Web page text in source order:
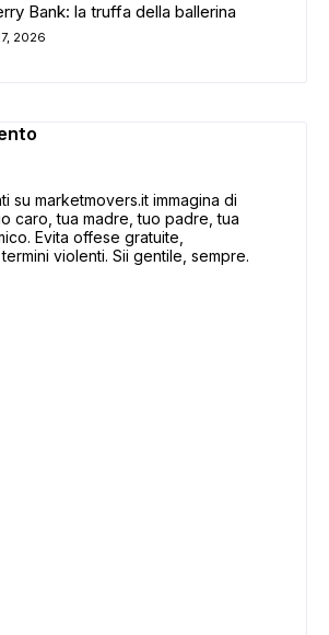
Bank: la truffa della ballerina
2026
su marketmovers.it immagina di
caro, tua madre, tuo padre, tua
Evita offese gratuite,
violenti. Sii gentile, sempre.